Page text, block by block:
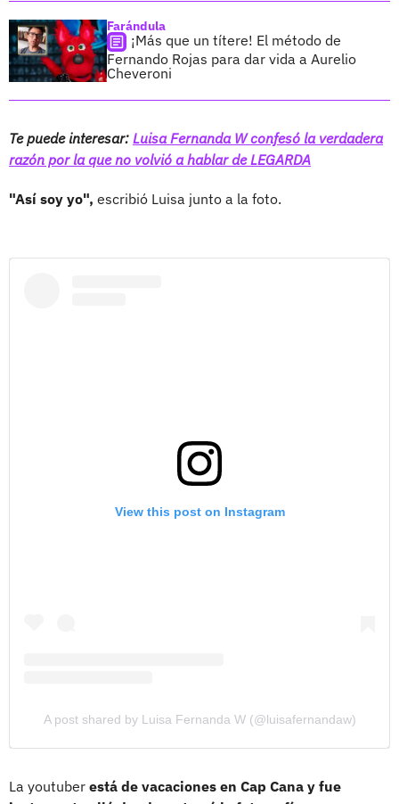
Farándula
¡Más que un títere! El método de
Fernando Rojas para dar vida a Aurelio
Cheveroni
Te puede interesar: Luisa Fernanda W confesó la verdadera
razón por la que no volvió a hablar de LEGARDA
"Así soy yo", escribió Luisa junto a la foto.
View this post on Instagram
A post shared by Luisa Fernanda W (@luisafernandaw)
La youtuber está de vacaciones en Cap Cana y fue